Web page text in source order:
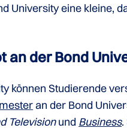
University eine kleine,
an der Bond
können Studierende
an der Bond
Televisionund Business.